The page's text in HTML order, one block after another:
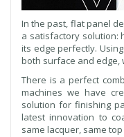
In the past, flat panel
a satisfactory solution:
its edge perfectly.
both surface and edge,
There is a perfect
machines we have
solution for finishing
latest innovation to
same lacquer, same